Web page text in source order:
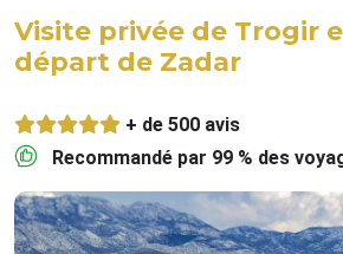
Visite privée de Trogir
départ de Zadar
+ de 500 avis
Recommandé par 99 % des